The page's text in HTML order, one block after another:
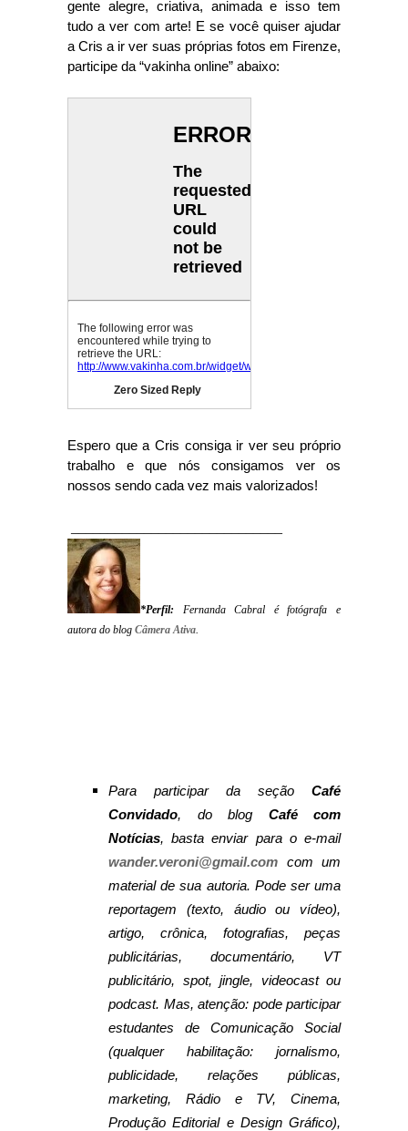
gente alegre, criativa, animada e isso tem
tudo a ver com arte! E se você quiser ajudar
a Cris a ir ver suas próprias fotos em Firenze,
participe da “vakinha online” abaixo:
Espero que a Cris consiga ir ver seu próprio
trabalho e que nós consigamos ver os
nossos sendo cada vez mais valorizados!
*Perfil: Fernanda Cabral é fotógrafa e
autora do blog Câmera Ativa.
Para participar da seção Café
Convidado, do blog Café com
Notícias, basta enviar para o e-mail
wander.veroni@gmail.com com um
material de sua autoria. Pode ser uma
reportagem (texto, áudio ou vídeo),
artigo, crônica, fotografias, peças
publicitárias, documentário, VT
publicitário, spot, jingle, videocast ou
podcast. Mas, atenção: pode participar
estudantes de Comunicação Social
(qualquer habilitação: jornalismo,
publicidade, relações públicas,
marketing, Rádio e TV, Cinema,
Produção Editorial e Design Gráfico),